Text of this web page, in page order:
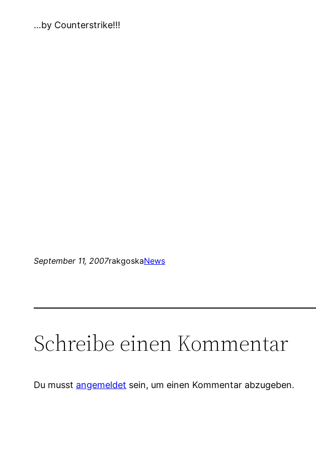
…by Counterstrike!!!
September 11, 2007rakgoskaNews
Schreibe einen Kommentar
Du musst angemeldet sein, um einen Kommentar abzugeben.